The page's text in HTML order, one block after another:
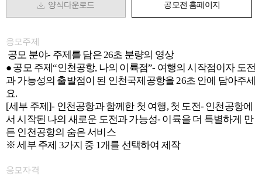
양식다운로드 공모전 홈페이지
응모주제
공모 분야- 주제를 담은 26초 분량의 영상
● 공모 주제“인천공항, 나의 이륙점”- 여행의 시작점이자 도전
과 가능성의 출발점이 된 인천국제공항을 26초 안에 담아주세
요.
[세부 주제]- 인천공항과 함께한 첫 여행, 첫 도전- 인천공항에
서 시작된 나의 새로운 도전과 가능성- 이륙을 더 특별하게 만
든 인천공항의 숨은 서비스
※ 세부 주제 3가지 중 1개를 선택하여 제작
응모자격